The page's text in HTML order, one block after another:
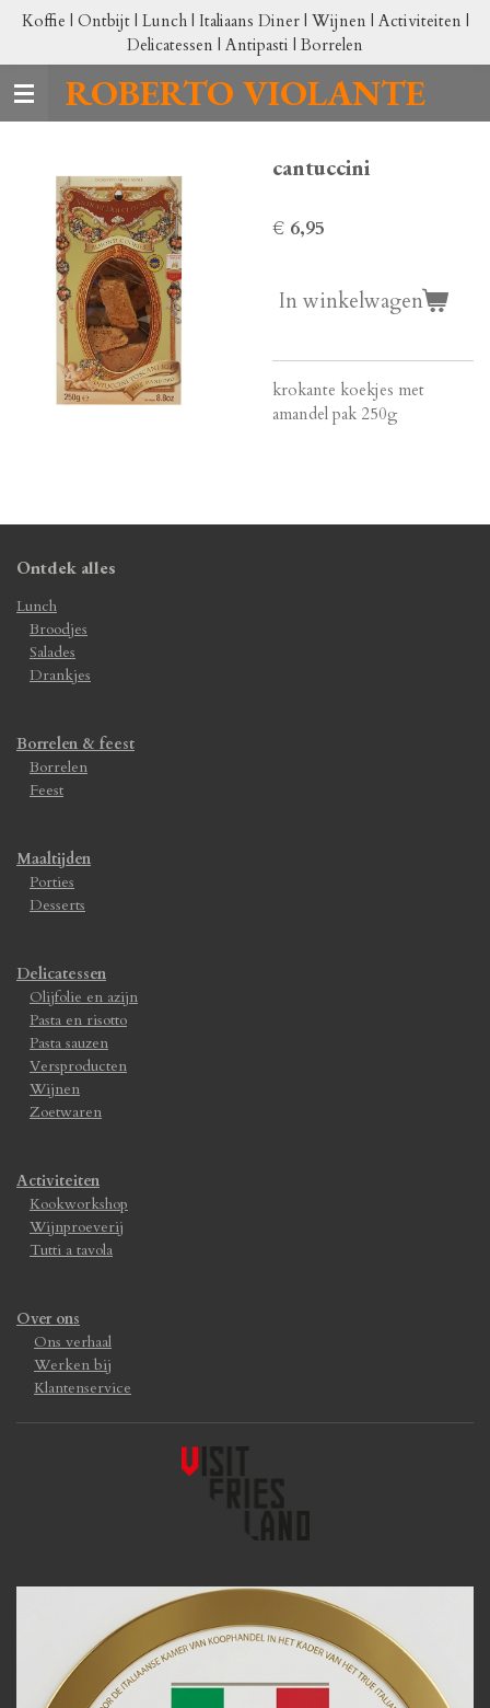
Ga
naar
de
hoofdinhoud
ROBERTO VIOLANTE
Koffie | Ontbijt | Lunch | Italiaans Diner | Wijnen | Activiteiten |
Delicatessen | Antipasti | Borrelen
cantuccini
€ 6,95
In winkelwagen
krokante koekjes met
amandel pak 250g
Ontdek alles
Lunch
Broodjes
Salades
Drankjes
Borrelen & feest
Borrelen
Feest
Maaltijden
Porties
Desserts
Delicatessen
Olijfolie en azijn
Pasta en risotto
Pasta sauzen
Versproducten
Wijnen
Zoetwaren
Activiteiten
Kookworkshop
Wijnproeverij
Tutti a tavola
Over ons
Ons verhaal
Werken bij
Klantenservice